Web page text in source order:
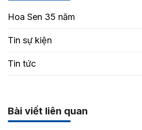
Hoa Sen 35 năm
Tin sự kiện
Tin tức
Bài viết liên quan